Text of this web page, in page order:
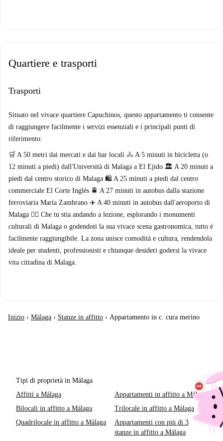
Quartiere e trasporti
Trasporti
Situato nel vivace quartiere Capuchinos, questo appartamento ti consente
di raggiungere facilmente i servizi essenziali e i principali punti di
riferimento:
🛒 A 50 metri dai mercati e dai bar locali 🚴 A 5 minuti in bicicletta (o
12 minuti a piedi) dall'Università di Malaga a El Ejido 🏛️ A 20 minuti a
piedi dal centro storico di Malaga 🛍️ A 25 minuti a piedi dal centro
commerciale El Corte Inglés 🚆 A 27 minuti in autobus dalla stazione
ferroviaria María Zambrano ✈️ A 40 minuti in autobus dall'aeroporto di
Malaga 🚶‍♂️ Che tu stia andando a lezione, esplorando i monumenti
culturali di Malaga o godendoti la sua vivace scena gastronomica, tutto è
facilmente raggiungibile. La zona unisce comodità e cultura, rendendola
ideale per studenti, professionisti e chiunque desideri godersi la vivace
vita cittadina di Malaga.
Inizio › Málaga › Stanze in affitto › Appartamento in c. cura merino
Tipi di proprietà in Málaga
Affitti a Málaga
Appartamenti in affitto a Málaga
Bilocali in affitto a Málaga
Trilocale in affitto a Málaga
Quadrilocale in affitto a Málaga
Appartamenti con più di 3
stanze in affitto a Málaga